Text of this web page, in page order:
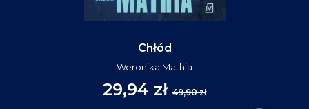
Chłód
Weronika Mathia
29,94 zł 49,90 zł